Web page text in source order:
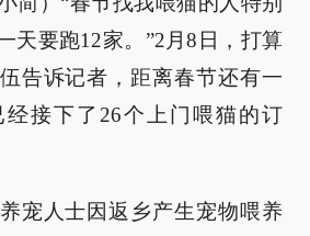
天要跑12家。”2月8日，打算
告诉记者，距离春节还有一
经接下了26个上门喂猫的订
宠人士因返乡产生宠物喂养